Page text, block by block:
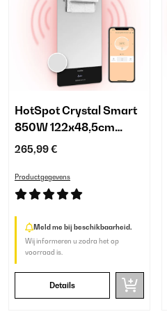
HotSpot Crystal Smart
850W 122x48,5cm
Infrarood Spiegel
265,99 €
Productgegevens
Meld me bij beschikbaarheid.
Wij informeren u zodra het op
voorraad is.
Details